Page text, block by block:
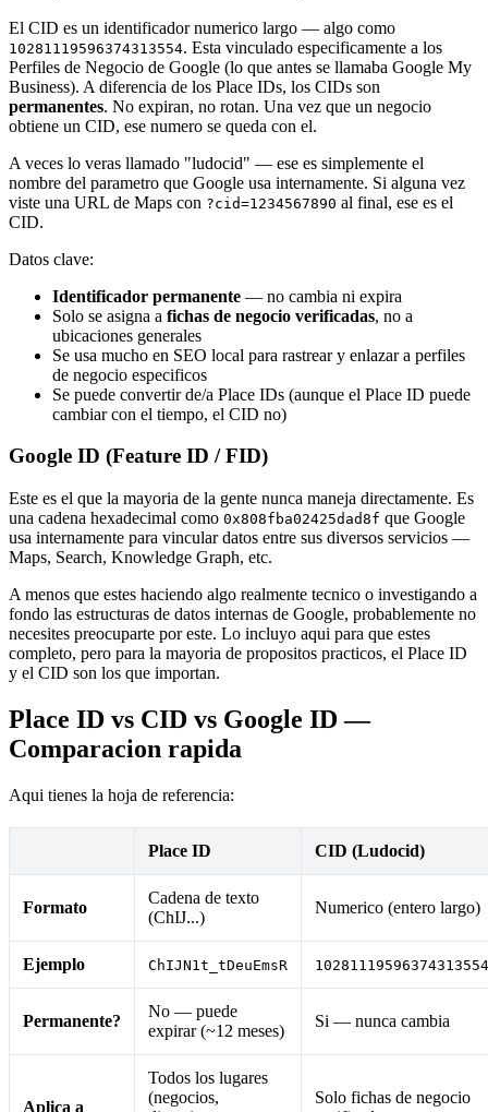
El CID es un identificador numerico largo — algo como
10281119596374313554. Esta vinculado especificamente a los
Perfiles de Negocio de Google (lo que antes se llamaba Google My
Business). A diferencia de los Place IDs, los CIDs son
permanentes. No expiran, no rotan. Una vez que un negocio
obtiene un CID, ese numero se queda con el.
A veces lo veras llamado "ludocid" — ese es simplemente el
nombre del parametro que Google usa internamente. Si alguna vez
viste una URL de Maps con ?cid=1234567890 al final, ese es el
CID.
Datos clave:
Identificador permanente — no cambia ni expira
Solo se asigna a fichas de negocio verificadas, no a
ubicaciones generales
Se usa mucho en SEO local para rastrear y enlazar a perfiles
de negocio especificos
Se puede convertir de/a Place IDs (aunque el Place ID puede
cambiar con el tiempo, el CID no)
Google ID (Feature ID / FID)
Este es el que la mayoria de la gente nunca maneja directamente. Es
una cadena hexadecimal como 0x808fba02425dad8f que Google
usa internamente para vincular datos entre sus diversos servicios —
Maps, Search, Knowledge Graph, etc.
A menos que estes haciendo algo realmente tecnico o investigando a
fondo las estructuras de datos internas de Google, probablemente no
necesites preocuparte por este. Lo incluyo aqui para que estes
completo, pero para la mayoria de propositos practicos, el Place ID
y el CID son los que importan.
Place ID vs CID vs Google ID —
Comparacion rapida
Aqui tienes la hoja de referencia:
Place ID CID (Ludocid)
Formato
Cadena de texto
(ChIJ...)
Numerico (entero largo)
Ejemplo ChIJN1t_tDeuEmsR 10281119596374313554
Permanente?
No — puede
expirar (~12 meses)
Si — nunca cambia
Aplica a
Todos los lugares
(negocios,
Solo fichas de negocio